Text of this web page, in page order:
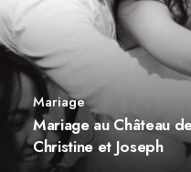
Mariage
Mariage au Château
Christine et Joseph